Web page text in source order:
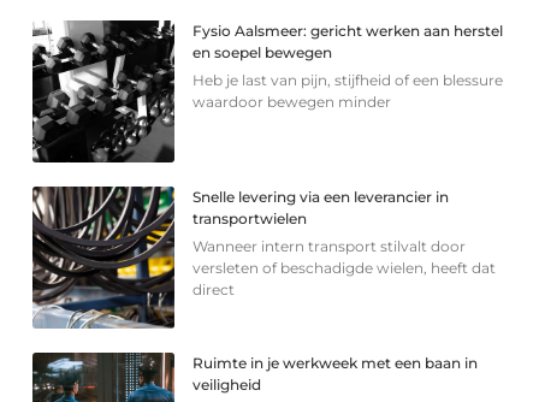
Fysio Aalsmeer: gericht werken aan herstel
en soepel bewegen
Heb je last van pijn, stijfheid of een blessure
waardoor bewegen minder
Snelle levering via een leverancier in
transportwielen
Wanneer intern transport stilvalt door
versleten of beschadigde wielen, heeft dat
direct
Ruimte in je werkweek met een baan in
veiligheid